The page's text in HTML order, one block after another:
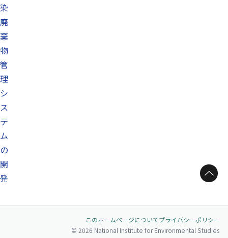
染
廃
棄
物
管
理
シ
ス
テ
ム
の
開
発
ページトップへ
このホームページについてプライバシーポリシー
© 2026 National Institute for Environmental Studies